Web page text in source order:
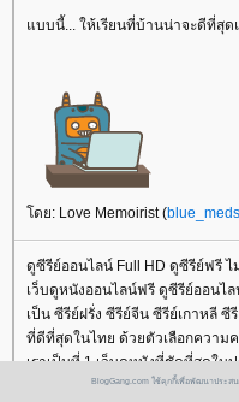
แบบนี้... ให้เรียนที่บ้านน่าจะดีที่สุด
โดย: Love Memoirist (
ดูซีรีย์ออนไลน์ Full HD ดูซีรีย์ฟรี ไ
เว็บดูหนังออนไลน์ฟรี ดูซีรีย์ออนไ
เป็น ซีรีย์ฝรั่ง ซีรีย์จีน ซีรีย์เกาหลี
ที่ดีที่สุดในไทย ด้วยตัวเลือกความ
เราเป็นที่ 1 เว็บดูหนังที่ชัดที่สุดใน
หาหนังเก่าที่ไม่มีใครมี และ ลงห
BlogGang.com ใช้คุกกี้เพื่อพัฒนาประส